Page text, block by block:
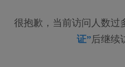
很抱歉，当前访问人数过
证”后继续